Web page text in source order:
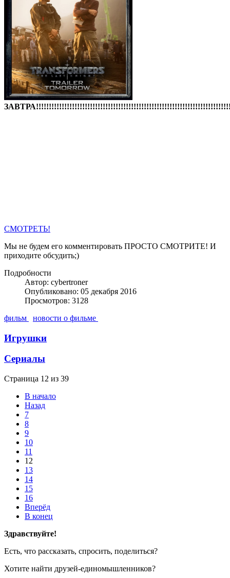
СМОТРЕТЬ!
Мы не будем его комментировать ПРОСТО СМОТРИТЕ! И
приходите обсудить;)
Подробности
Автор: cybertroner
Опубликовано: 05 декабря 2016
Просмотров: 3128
фильм
новости о фильме
Игрушки
Сериалы
Страница 12 из 39
В начало
Назад
7
8
9
10
11
12
13
14
15
16
Вперёд
В конец
Здравствуйте!
Есть, что рассказать, спросить, поделиться?
Хотите найти друзей-единомышленников?